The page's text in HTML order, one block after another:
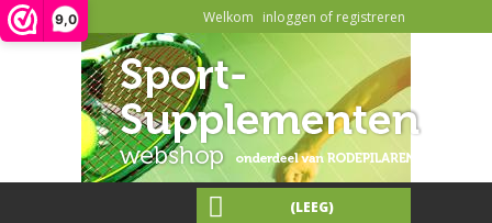
9,0 Welkom inloggen of registreren
(LEEG)